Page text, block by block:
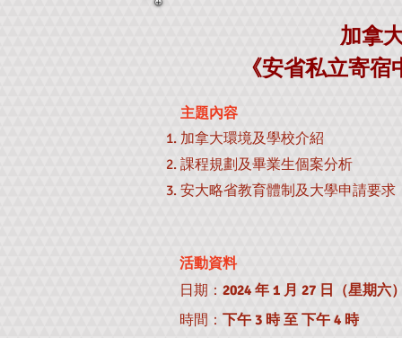
加拿
《安省私立寄
主題內容
加拿大環境及學校介紹
課程規劃及畢業生個案分析
安大略省教育體制及大學申請要求
活動資料
日期： 2024 年 1 月 27 日（星期六
時間： 下午 3 時 至 下午 4 時